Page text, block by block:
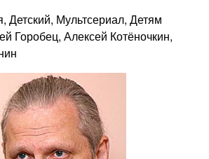
Мультсериал, Детям
Горобец, Алексей Котёночкин,